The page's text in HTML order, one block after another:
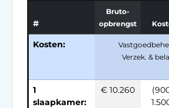
#
Bruto-
opbrengst
Kosten:
Verzek. &
1
slaapkamer:
€ 10.260